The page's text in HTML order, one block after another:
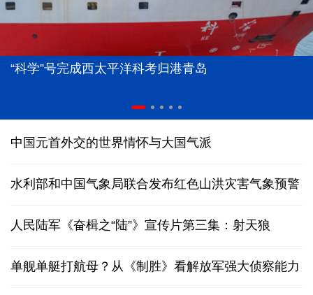
“科学”号完成西太平洋科考归港青岛
中国元首外交的世界情怀与大国气派
水利部和中国气象局联合发布红色山洪灾害气象预警
人民陆军《奋楫之“陆”》宣传片第三集：射天狼
单舰单艇打航母？从《制胜》看解放军强大侦察能力